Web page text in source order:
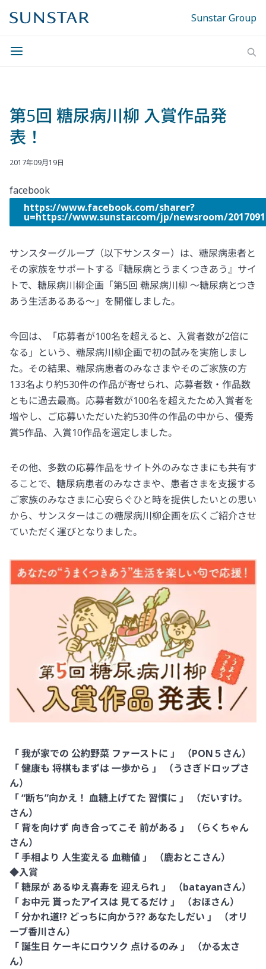
Sunstar Group
第5回 糖尿病川柳 入賞作品発
表！
2017年09月19日
facebook
https://www.facebook.com/sharer?
u=https://www.sunstar.com/jp/newsroom/
サンスターグループ（以下サンスター）は、糖尿病患者と
その家族をサポートする『糖尿病とうまくつきあう』サイ
トで、糖尿病川柳企画「第5回 糖尿病川柳 ～糖尿病とつき
あう生活あるある～」を開催しました。
今回は、「応募者が100名を超えると、入賞者数が2倍に
なる」という、糖尿病川柳企画で初の試みを実施しまし
た。その結果、糖尿病患者のみなさまやそのご家族の方
133名より約530件の作品が寄せられ、応募者数・作品数
ともに過去最高。応募者数が100名を超えたため入賞者を
増やし、ご応募いただいた約530件の作品の中から、優秀
賞5作品、入賞10作品を選定しました。
その他、多数の応募作品をサイト外のみなさまにも共有す
ることで、糖尿病患者のみなさまや、患者さまを支援する
ご家族のみなさまに心安らぐひと時を提供したいとの思い
から、サンスターはこの糖尿病川柳企画を広くご紹介させ
ていただく運びとなりました。
「 我が家での 公約野菜 ファーストに 」 （PON５さん）
「 健康も 将棋もまずは 一歩から 」 （うさぎドロップさ
ん）
「 “断ち”向かえ！ 血糖上げてた 習慣に 」 （だいすけ。
さん）
「 背を向けず 向き合ってこそ 前がある 」 （らくちゃん
さん）
「 手相より 人生変える 血糖値 」 （鹿おとこさん）
◆入賞
「 糖尿が あるゆえ喜寿を 迎えられ 」 （batayanさん）
「 お中元 貰ったアイスは 見てるだけ 」 （おほさん）
「 分かれ道!? どっちに向かう?? あなたしだい 」 （オリ
ーブ香川さん）
「 誕生日 ケーキにロウソク 点けるのみ 」 （かる太さ
ん）